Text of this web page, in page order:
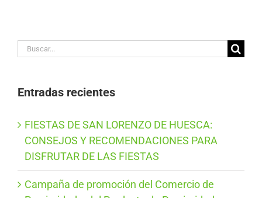
Buscar:
Entradas recientes
FIESTAS DE SAN LORENZO DE HUESCA:
CONSEJOS Y RECOMENDACIONES PARA
DISFRUTAR DE LAS FIESTAS
Campaña de promoción del Comercio de